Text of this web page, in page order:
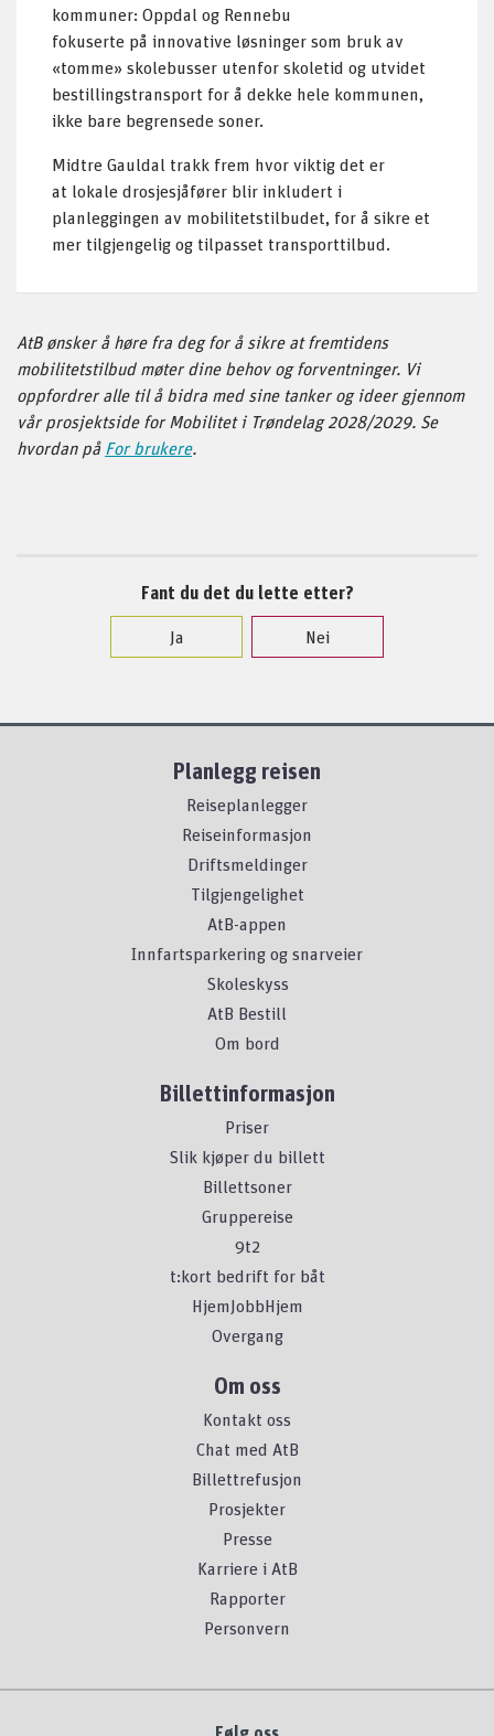
kommuner: Oppdal og Rennebu
fokuserte på innovative løsninger som bruk av
«tomme» skolebusser utenfor skoletid og utvidet
bestillingstransport for å dekke hele kommunen,
ikke bare begrensede soner.
Midtre Gauldal trakk frem hvor viktig det er
at lokale drosjesjåfører blir inkludert i
planleggingen av mobilitetstilbudet, for å sikre et
mer tilgjengelig og tilpasset transporttilbud.
AtB ønsker å høre fra deg for å sikre at fremtidens
mobilitetstilbud møter dine behov og forventninger. Vi
oppfordrer alle til å bidra med sine tanker og ideer gjennom
vår prosjektside for Mobilitet i Trøndelag 2028/2029. Se
hvordan på For brukere.
Fant du det du lette etter?
Ja
Nei
Planlegg reisen
Reiseplanlegger
Reiseinformasjon
Driftsmeldinger
Tilgjengelighet
AtB-appen
Innfartsparkering og snarveier
Skoleskyss
AtB Bestill
Om bord
Billettinformasjon
Priser
Slik kjøper du billett
Billettsoner
Gruppereise
9t2
t:kort bedrift for båt
HjemJobbHjem
Overgang
Om oss
Kontakt oss
Chat med AtB
Billettrefusjon
Prosjekter
Presse
Karriere i AtB
Rapporter
Personvern